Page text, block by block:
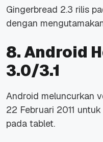
Gingerbread 2.3 rilis
dengan
8. Android
3.0/3.1
Android meluncurkan
22 Februari 2011
pada tablet.